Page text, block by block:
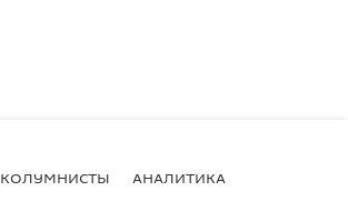
КОЛУМНИСТЫ АНАЛИТИКА